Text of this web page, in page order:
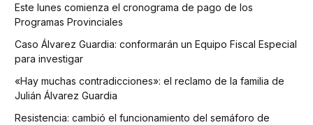
Este lunes comienza el cronograma de pago de los
Programas Provinciales
Caso Álvarez Guardia: conformarán un Equipo Fiscal Especial
para investigar
«Hay muchas contradicciones»: el reclamo de la familia de
Julián Álvarez Guardia
Resistencia: cambió el funcionamiento del semáforo de